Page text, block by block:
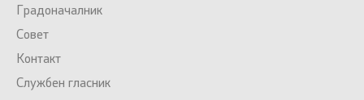
Градоначалник
Совет
Контакт
Службен гласник